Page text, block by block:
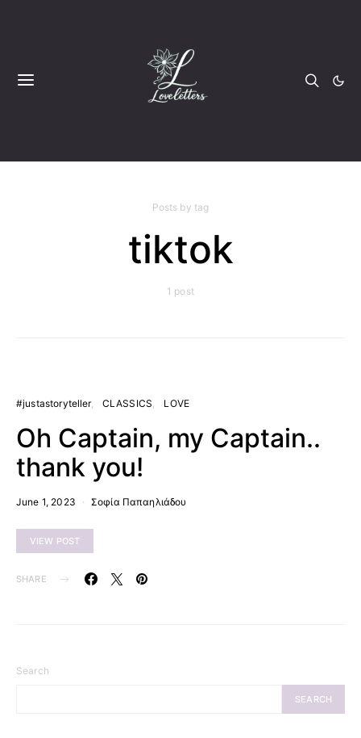
Posts by tag
tiktok
1 post
#justastoryteller CLASSICS LOVE
Oh Captain, my Captain..
thank you!
June 1, 2023 Σοφία Παπαηλιάδου
VIEW POST
SHARE
Search
SEARCH